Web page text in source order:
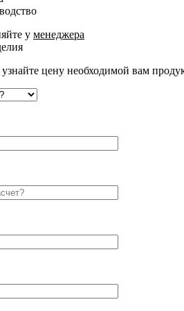
у менеджера
цену необходимой вам